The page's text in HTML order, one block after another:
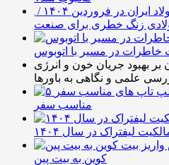
افزایش ۴.۶ درصدی تولید فولاد ایران در فروردین ۱۴۰۴ /
زنگ خطری برای صنعت
در مسیر با اتوبوس
بر بهبود جریان خون و انرژی
علمی و نگاهی به باورها
مناسب سفر
لیفتراک در سال ۱۴۰۴
کوین به بیت پین